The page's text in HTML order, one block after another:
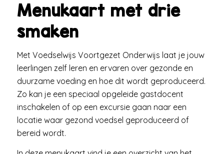
Menukaart met drie
smaken
Met Voedselwijs Voortgezet Onderwijs laat je jouw
leerlingen zelf leren en ervaren over gezonde en
duurzame voeding en hoe dit wordt geproduceerd.
Zo kan je een speciaal opgeleide gastdocent
inschakelen of op een excursie gaan naar een
locatie waar gezond voedsel geproduceerd of
bereid wordt.